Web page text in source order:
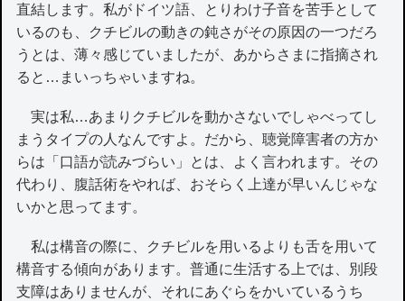
直結します。私がドイツ語、とりわけ子音を苦手として
いるのも、クチビルの動きの鈍さがその原因の一つだろ
うとは、薄々感じていましたが、あからさまに指摘され
ると…まいっちゃいますね。
実は私…あまりクチビルを動かさないでしゃべってし
まうタイプの人なんですよ。だから、聴覚障害者の方か
らは「口語が読みづらい」とは、よく言われます。その
代わり、腹話術をやれば、おそらく上達が早いんじゃな
いかと思ってます。
私は構音の際に、クチビルを用いるよりも舌を用いて
構音する傾向があります。普通に生活する上では、別段
支障はありませんが、それにあぐらをかいているうち